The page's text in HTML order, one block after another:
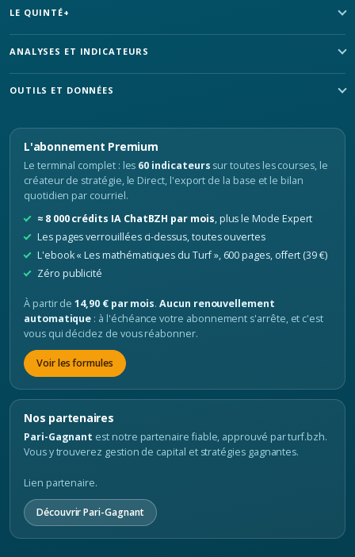
LE QUINTÉ+
ANALYSES ET INDICATEURS
OUTILS ET DONNÉES
L'abonnement Premium
Le terminal complet : les 60 indicateurs sur toutes les courses, le
créateur de stratégie, le Direct, l'export de la base et le bilan
quotidien par courriel.
≈ 8 000 crédits IA ChatBZH par mois, plus le Mode Expert
Les pages verrouillées ci-dessus, toutes ouvertes
L'ebook « Les mathématiques du Turf », 600 pages, offert (39 €)
Zéro publicité
À partir de14,90 € par mois.Aucun renouvellement
automatique : à l'échéance votre abonnement s'arrête, et c'est
vous qui décidez de vous réabonner.
Voir les formules
Nos partenaires
Pari-Gagnant est notre partenaire fiable, approuvé par turf.bzh.
Vous y trouverez gestion de capital et stratégies gagnantes.
Lien partenaire.
Découvrir Pari-Gagnant